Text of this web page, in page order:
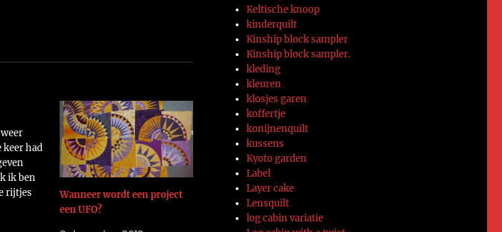
keer had
ik ben
rijtjes
Wanneer wordt een project
een UFO?
Keltische knoop
kinderquilt
Kinship block sampler
Kinship block sampler.
kleding
kleuren
klosjes garen
koffertje
konijnenquilt
kussens
Kyoto garden
Label
Layer cake
Lensquilt
log cabin variatie